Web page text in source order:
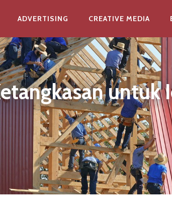
ADVERTISING CREATIVE MEDIA
untuk